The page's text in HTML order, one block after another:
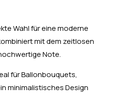
Wahl für eine moderne
mit dem zeitlosen
Note.
für Ballonbouquets,
minimalistisches Design